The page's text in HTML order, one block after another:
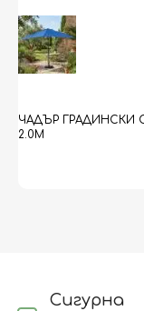
ЧАДЪР ГРАДИНСКИ
2.0М
Сигурна